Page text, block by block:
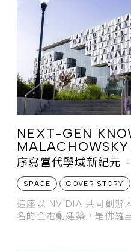
NEXT-GEN
SCIENCE &
TECHNOLOGY
序寫當代學域新紀元
SPACE COVER STORY
這座以 NVIDIA 共同創辦
名的全電動建築，是佛羅